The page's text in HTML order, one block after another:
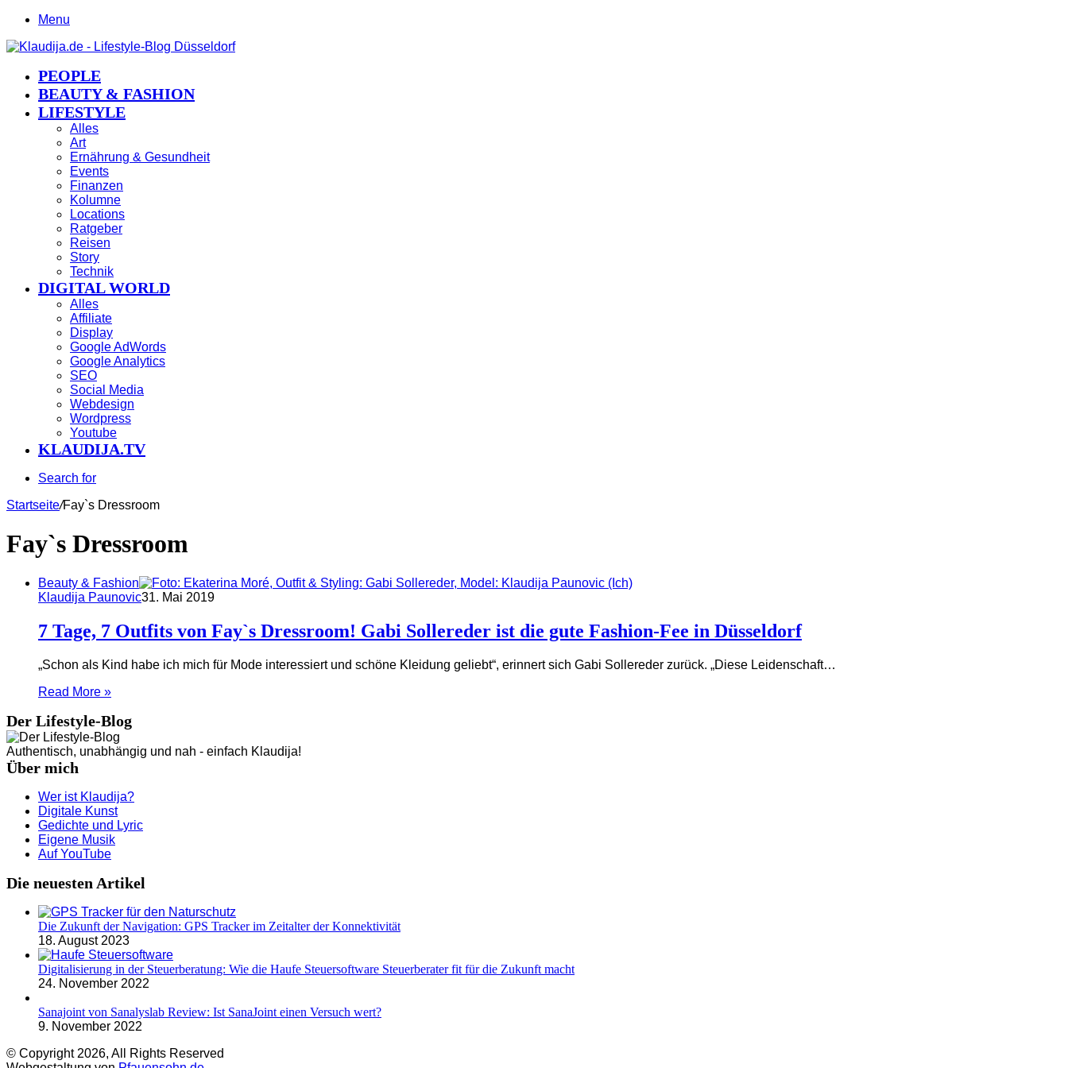
Menu
PEOPLE
BEAUTY & FASHION
LIFESTYLE
Alles
Art
Ernährung & Gesundheit
Events
Finanzen
Kolumne
Locations
Ratgeber
Reisen
Story
Technik
DIGITAL WORLD
Alles
Affiliate
Display
Google AdWords
Google Analytics
SEO
Social Media
Webdesign
Wordpress
Youtube
KLAUDIJA.TV
Search for
Startseite/Fay`s Dressroom
Fay`s Dressroom
Beauty & Fashion
Klaudija Paunovic31. Mai 2019
7 Tage, 7 Outfits von Fay`s Dressroom! Gabi Sollereder ist die gute Fashion-Fee in Düsseldorf
„Schon als Kind habe ich mich für Mode interessiert und schöne Kleidung geliebt“, erinnert sich Gabi Sollereder zurück. „Diese Leidenschaft…
Read More »
Der Lifestyle-Blog
Authentisch, unabhängig und nah - einfach Klaudija!
Über mich
Wer ist Klaudija?
Digitale Kunst
Gedichte und Lyric
Eigene Musik
Auf YouTube
Die neuesten Artikel
Die Zukunft der Navigation: GPS Tracker im Zeitalter der Konnektivität
18. August 2023
Digitalisierung in der Steuerberatung: Wie die Haufe Steuersoftware Steuerberater fit für die Zukunft macht
24. November 2022
Sanajoint von Sanalyslab Review: Ist SanaJoint einen Versuch wert?
9. November 2022
© Copyright 2026, All Rights Reserved